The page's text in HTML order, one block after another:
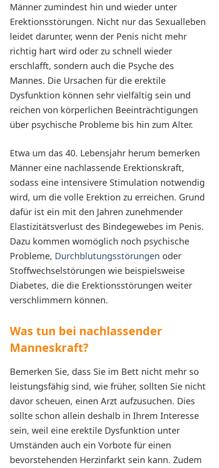
Männer zumindest hin und wieder unter
Erektionsstörungen. Nicht nur das Sexualleben
leidet darunter, wenn der Penis nicht mehr
richtig hart wird oder zu schnell wieder
erschlafft, sondern auch die Psyche des
Mannes. Die Ursachen für die erektile
Dysfunktion können sehr vielfältig sein und
reichen von körperlichen Beeinträchtigungen
über psychische Probleme bis hin zum Alter.
Etwa um das 40. Lebensjahr herum bemerken
Männer eine nachlassende Erektionskraft,
sodass eine intensivere Stimulation notwendig
wird, um die volle Erektion zu erreichen. Grund
dafür ist ein mit den Jahren zunehmender
Elastizitätsverlust des Bindegewebes im Penis.
Dazu kommen womöglich noch psychische
Probleme, Durchblutungsstörungen oder
Stoffwechselstörungen wie beispielsweise
Diabetes, die die Erektionsstörungen weiter
verschlimmern können.
Was tun bei nachlassender
Manneskraft?
Bemerken Sie, dass Sie im Bett nicht mehr so
leistungsfähig sind, wie früher, sollten Sie nicht
davor scheuen, einen Arzt aufzusuchen. Dies
sollte schon allein deshalb in Ihrem Interesse
sein, weil eine erektile Dysfunktion unter
Umständen auch ein Vorbote für einen
bevorstehenden Herzinfarkt sein kann. Zudem